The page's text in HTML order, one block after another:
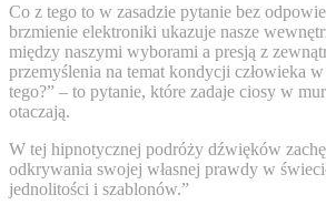
Co z tego to w zasadzie pytanie bez
brzmienie elektroniki ukazuje nasze
między naszymi wyborami a presją z
przemyślenia na temat kondycji człowieka
tego?” – to pytanie, które zadaje ciosy w
otaczają.
W tej hipnotycznej podróży dźwięków
odkrywania swojej własnej prawdy w
jednolitości i szablonów.”